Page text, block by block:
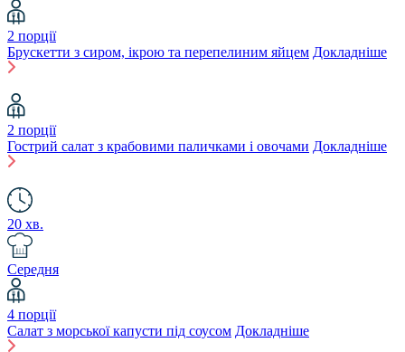
2 порції
Брускетти з сиром, ікрою та перепелиним яйцем Докладніше
2 порції
Гострий салат з крабовими паличками і овочами Докладніше
20 хв.
Середня
4 порції
Салат з морської капусти під соусом Докладніше